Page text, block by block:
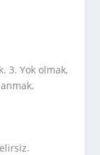
3. Yok olmak,